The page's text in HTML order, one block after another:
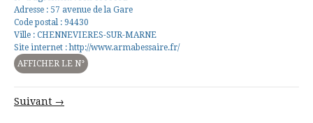
Adresse : 57 avenue de la Gare
Code postal : 94430
Ville : CHENNEVIERES-SUR-MARNE
Site internet : http://www.armabessaire.fr/
AFFICHER LE N°
Suivant →